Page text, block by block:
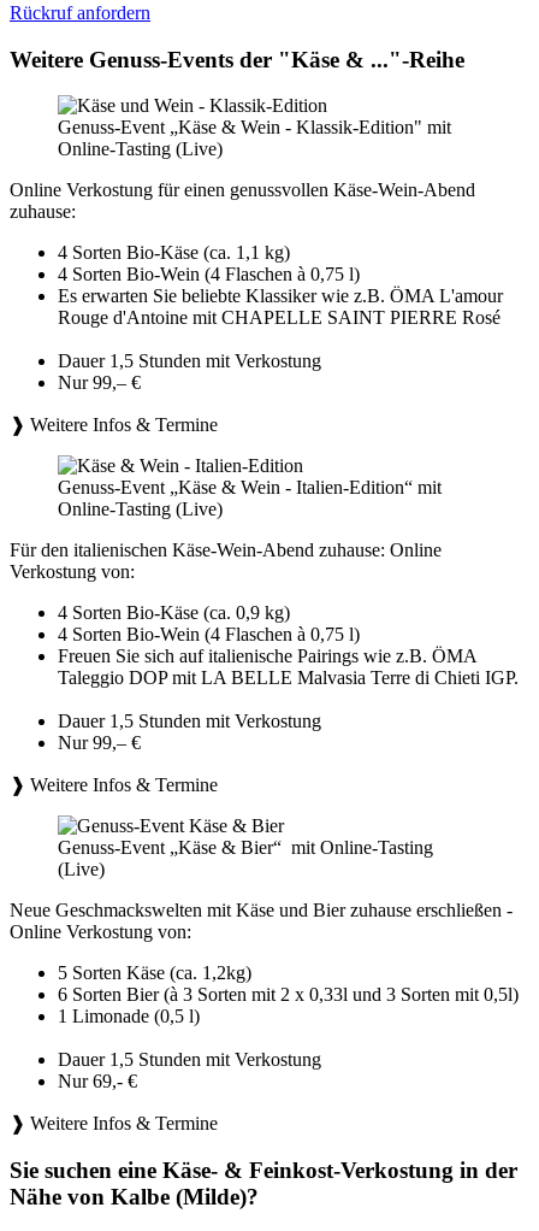
Rückruf anfordern
Weitere Genuss-Events der "Käse & ..."-Reihe
Genuss-Event „Käse & Wein - Klassik-Edition" mit
Online-Tasting (Live)
Online Verkostung für einen genussvollen Käse-Wein-Abend
zuhause:
4 Sorten Bio-Käse (ca. 1,1 kg)
4 Sorten Bio-Wein (4 Flaschen à 0,75 l)
Es erwarten Sie beliebte Klassiker wie z.B. ÖMA L'amour
Rouge d'Antoine mit CHAPELLE SAINT PIERRE Rosé
Dauer 1,5 Stunden mit Verkostung
Nur 99,– €
❱ Weitere Infos & Termine
Genuss-Event „Käse & Wein - Italien-Edition“ mit
Online-Tasting (Live)
Für den italienischen Käse-Wein-Abend zuhause: Online
Verkostung von:
4 Sorten Bio-Käse (ca. 0,9 kg)
4 Sorten Bio-Wein (4 Flaschen à 0,75 l)
Freuen Sie sich auf italienische Pairings wie z.B. ÖMA
Taleggio DOP mit LA BELLE Malvasia Terre di Chieti IGP.
Dauer 1,5 Stunden mit Verkostung
Nur 99,– €
❱ Weitere Infos & Termine
Genuss-Event „Käse & Bier“ mit Online-Tasting
(Live)
Neue Geschmackswelten mit Käse und Bier zuhause erschließen -
Online Verkostung von:
5 Sorten Käse (ca. 1,2kg)
6 Sorten Bier (à 3 Sorten mit 2 x 0,33l und 3 Sorten mit 0,5l)
1 Limonade (0,5 l)
Dauer 1,5 Stunden mit Verkostung
Nur 69,- €
❱ Weitere Infos & Termine
Sie suchen eine Käse- & Feinkost-Verkostung in der
Nähe von Kalbe (Milde)?